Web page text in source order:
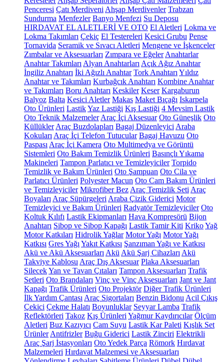
Penceresi Çatı Merdiveni Ahşap Merdivenler Trabzan
Sundurma Menfezler Banyo Menfezi Su Deposu
HIRDAVAT EL ALETLERİ VE OTO El Aletleri Lokma ve
Lokma Takımları Çekiç El Testereleri Kesici Grubu Pense
Tornavida Seramik ve Sıvacı Aletleri Mengene ve İşkenceler
Zımbalar ve Aksesuarları Zımpara ve Eğeler Anahtarlar
Anahtar Takımları Alyan Anahtarları Açık Ağız Anahtar
İngiliz Anahtarı İki Ağızlı Anahtar Tork Anahtarı Yıldız
Anahtar ve Takımları Kurbağcık Anahtarı Kombine Anahtar
ve Takımları Boru Anahtarı Keskiler Keser Kargaburun
Balyoz Balta Kesici Aletler Makas Maket Bıçağı Iskarpela
Oto Ürünleri LastikYaz Lastiği Kış Lastiği 4 Mevsim Lastik
Oto Teknik Malzemeler Araç İçi Aksesuar Oto Güneşlik Oto
Küllükler Araç Buzdolapları Bagaj Düzenleyici Araba
Kokuları Araç İçi Telefon Tutucular Bagaj Havuzu Oto
Paspası Araç İçi Kamera Oto Multimedya ve Görüntü
Sistemleri Oto Bakım Temizlik Ürünleri Basınçlı Yıkama
Makineleri Tampon Parlatıcı ve Temizleyiciler Torpido
Temizlik ve Bakım Ürünleri Oto Şampuan Oto Cila ve
Parlatıcı Ürünleri Polyester Macun Oto Cam Bakım Ürünleri
ve Temizleyiciler Mikrofiber Bez Araç Temizlik Seti Araç
Boyaları Araç Süpürgeleri Araba Çizik Giderici Motor
Temizleyici ve Bakım Ürünleri Radyatör Temizleyiciler Oto
Koltuk Kılıfı Lastik Ekipmanları Hava Kompresörü Bijon
Anahtarı Sibop ve Sibop Kapağı Lastik Tamir Kiti KrikoYağ
Motor Katkıları Hidrolik Yağlar Motor Yağı Motor Yağı
Katkısı Gres Yağı Yakıt Katkısı Şanzıman Yağı ve Katkısı
Akü ve Akü Aksesuarları Akü Akü Şarj Cihazları Akü
Takviye Kablosu Araç Dış Aksesuar Plaka Aksesuarları
SilecekYan ve Tavan Çıtaları Tampon Aksesuarları Trafik
Setleri Oto Brandaları Vinç ve Vinç Aksesuarları Jant ve Jant
Kapağı Trafik Ürünleri Oto Projektör Diğer Trafik Ürünleri
İlk Yardım Çantası Araç Sigortaları Benzin Bidonu Acil Çıkış
Çekici Çekme Halatı Boyunluklar Seyyar Lamba Trafik
Reflektörleri Takoz Kış Ürünleri Yağmur Kaydırıcılar Ölçüm
Aletleri Buz Kazıyıcı Cam Suyu Lastik Kar Paleti Kışlık Set
Ürünler Antifrizler Buğu Giderici Lastik Zinciri Elektrikli
Araç Şarj İstasyonları Oto Yedek Parça Römork Hırdavat
Malzemeleri Hırdavat Malzemesi ve Aksesuarları